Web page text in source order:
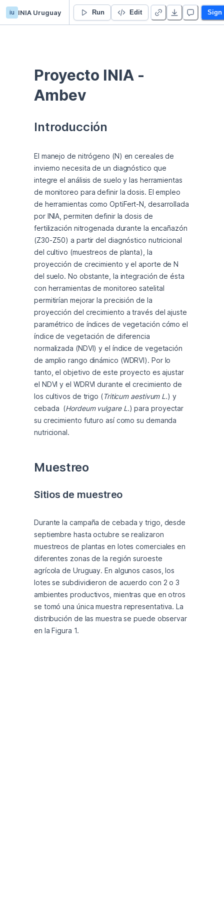
iu INIA Uruguay Campaña 2024 de cebada y trigo Run Edit Sign
Proyecto INIA -
Ambev
Introducción
El manejo de nitrógeno (N) en cereales de
invierno necesita de un diagnóstico que
integre el análisis de suelo y las herramientas
de monitoreo para definir la dosis. El empleo
de herramientas como OptiFert-N, desarrollada
por INIA, permiten definir la dosis de
fertilización nitrogenada durante la encañazón
(Z30-Z50) a partir del diagnóstico nutricional
del cultivo (muestreos de planta), la
proyección de crecimiento y el aporte de N
del suelo. No obstante, la integración de ésta
con herramientas de monitoreo satelital
permitirían mejorar la precisión de la
proyección del crecimiento a través del ajuste
paramétrico de índices de vegetación cómo el
índice de vegetación de diferencia
normalizada (NDVI) y el índice de vegetación
de amplio rango dinámico (WDRVI). Por lo
tanto, el objetivo de este proyecto es ajustar
el NDVI y el WDRVI durante el crecimiento de
los cultivos de trigo (Triticum aestivum L.) y
cebada  (Hordeum vulgare L.) para proyectar
su crecimiento futuro así como su demanda
nutricional.
Muestreo
Sitios de muestreo
Durante la campaña de cebada y trigo, desde
septiembre hasta octubre se realizaron
muestreos de plantas en lotes comerciales en
diferentes zonas de la región suroeste
agrícola de Uruguay. En algunos casos, los
lotes se subdividieron de acuerdo con 2 o 3
ambientes productivos, mientras que en otros
se tomó una única muestra representativa. La
distribución de las muestra se puede observar
en la Figura 1.